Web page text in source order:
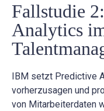
Fallstudie
Analytics
IBM setzt Predictive
vorherzusagen und
von Mitarbeiterdaten